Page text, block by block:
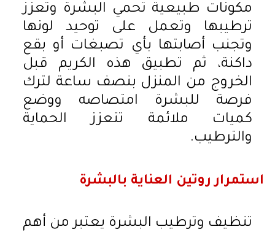
مكونات طبيعية تحمي البشرة وتعزز
ترطيبها وتعمل على توحيد لونها
وتجنب أصابتها بأي تصبغات أو بقع
داكنة، ثم تطبيق هذه الكريم قبل
الخروج من المنزل بنصف ساعة لترك
فرصة للبشرة امتصاصه ووضع
كميات ملائمة تتعزز الحماية
والترطيب.
استمرار روتين العناية بالبشرة
تنظيف وترطيب البشرة يعتبر من أهم